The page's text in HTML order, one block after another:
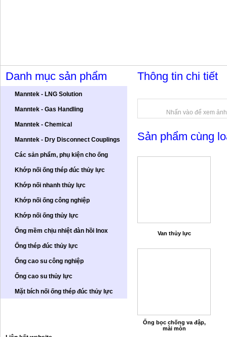
Danh mục sản phẩm
Manntek - LNG Solution
Manntek - Gas Handling
Manntek - Chemical
Manntek - Dry Disconnect Couplings
Các sản phẩm, phụ kiện cho ống
Khớp nối ống thép đúc thủy lực
Khớp nối nhanh thủy lực
Khớp nối ống công nghiệp
Khớp nối ống thủy lực
Ống mềm chịu nhiệt đàn hồi Inox
Ống thép đúc thủy lực
Ống cao su công nghiệp
Ống cao su thủy lực
Mặt bích nối ống thép đúc thủy lực
Thông tin chi tiết
Nhấn vào để xem
Sản phẩm cùng
Van thủy lực
Ống bọc chống va đập,
mài mòn